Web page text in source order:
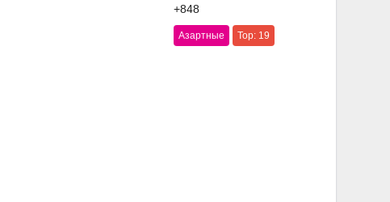
+848
Азартные Top: 19